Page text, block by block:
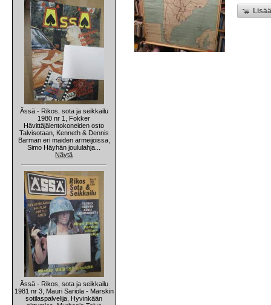
Ässä - Rikos, sota ja seikkailu
1980 nr 1, Fokker
Hävittäjälentokoneiden osto
Talvisotaan, Kenneth & Dennis
Barman eri maiden armeijoissa,
Simo Häyhän joululahja...
Näytä
Ässä - Rikos, sota ja seikkailu
1981 nr 3, Mauri Sariola - Marskin
sotilaspalvelija, Hyvinkään